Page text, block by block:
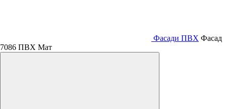
Фасади ПВХ Фасад
7086 ПВХ Мат